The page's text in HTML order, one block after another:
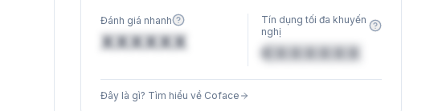
Đánh giá nhanh
XXXXXX
Tín dụng tối đa khuyến
nghị
€XXXXXX
Đây là gì? Tìm hiểu về Coface